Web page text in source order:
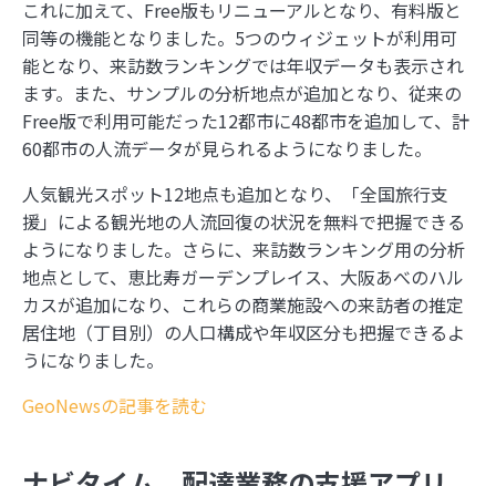
これに加えて、Free版もリニューアルとなり、有料版と
同等の機能となりました。5つのウィジェットが利用可
能となり、来訪数ランキングでは年収データも表示され
ます。また、サンプルの分析地点が追加となり、従来の
Free版で利用可能だった12都市に48都市を追加して、計
60都市の人流データが見られるようになりました。
人気観光スポット12地点も追加となり、「全国旅行支
援」による観光地の人流回復の状況を無料で把握できる
ようになりました。さらに、来訪数ランキング用の分析
地点として、恵比寿ガーデンプレイス、大阪あべのハル
カスが追加になり、これらの商業施設への来訪者の推定
居住地（丁目別）の人口構成や年収区分も把握できるよ
うになりました。
GeoNewsの記事を読む